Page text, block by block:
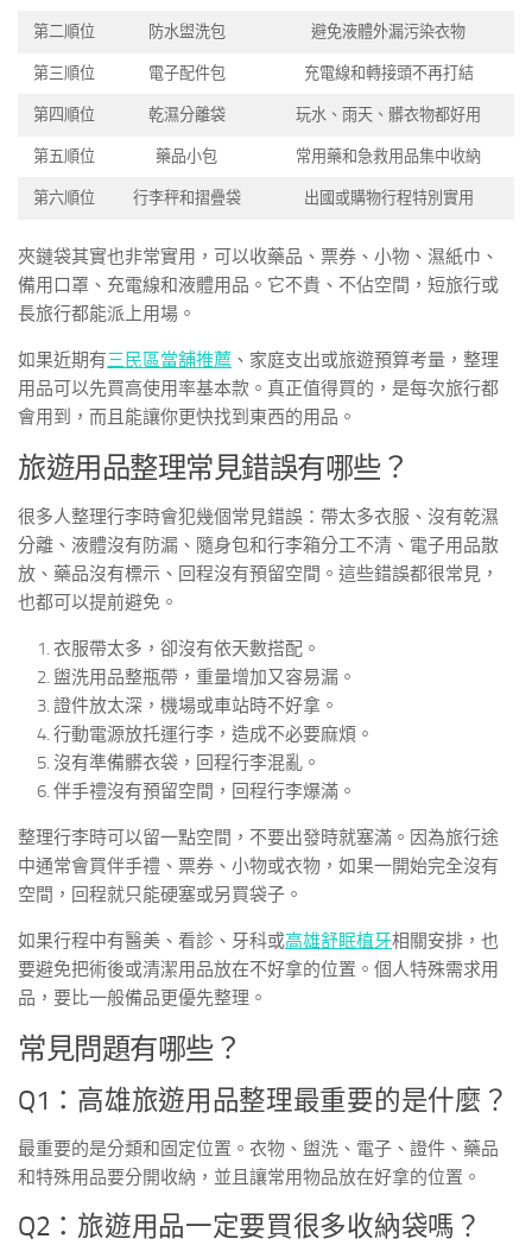
第二順位 防水盥洗包 避免液體外漏污染衣物
第三順位 電子配件包 充電線和轉接頭不再打結
第四順位 乾濕分離袋 玩水、雨天、髒衣物都好用
第五順位 藥品小包 常用藥和急救用品集中收納
第六順位 行李秤和摺疊袋 出國或購物行程特別實用
夾鏈袋其實也非常實用，可以收藥品、票券、小物、濕紙巾、
備用口罩、充電線和液體用品。它不貴、不佔空間，短旅行或
長旅行都能派上用場。
如果近期有三民區當舖推薦 、家庭支出或旅遊預算考量，整理
用品可以先買高使用率基本款。真正值得買的，是每次旅行都
會用到，而且能讓你更快找到東西的用品。
旅遊用品整理常見錯誤有哪些？
很多人整理行李時會犯幾個常見錯誤：帶太多衣服、沒有乾濕
分離、液體沒有防漏、隨身包和行李箱分工不清、電子用品散
放、藥品沒有標示、回程沒有預留空間。這些錯誤都很常見，
也都可以提前避免。
衣服帶太多，卻沒有依天數搭配。
盥洗用品整瓶帶，重量增加又容易漏。
證件放太深，機場或車站時不好拿。
行動電源放托運行李，造成不必要麻煩。
沒有準備髒衣袋，回程行李混亂。
伴手禮沒有預留空間，回程行李爆滿。
整理行李時可以留一點空間，不要出發時就塞滿。因為旅行途
中通常會買伴手禮、票券、小物或衣物，如果一開始完全沒有
空間，回程就只能硬塞或另買袋子。
如果行程中有醫美、看診、牙科或高雄舒眠植牙相關安排，也
要避免把術後或清潔用品放在不好拿的位置。個人特殊需求用
品，要比一般備品更優先整理。
常見問題有哪些？
Q1：高雄旅遊用品整理最重要的是什麼？
最重要的是分類和固定位置。衣物、盥洗、電子、證件、藥品
和特殊用品要分開收納，並且讓常用物品放在好拿的位置。
Q2：旅遊用品一定要買很多收納袋嗎？